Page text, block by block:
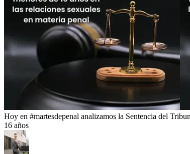
Hoy en #martesdepenal analizamos la Sentencia del
16 años